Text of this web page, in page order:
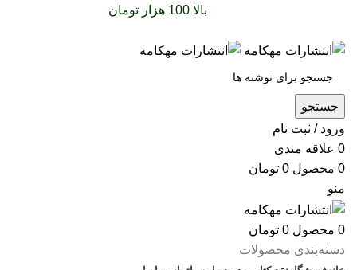
بالا 100 هزار تومان
جستجو
ورود / ثبت نام
0 علاقه مندی
0 محصول 0 تومان
منو
0 محصول 0 تومان
دسته‌بندی محصولات